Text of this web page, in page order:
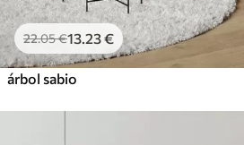
22.05€13 .23€
árbol sabio